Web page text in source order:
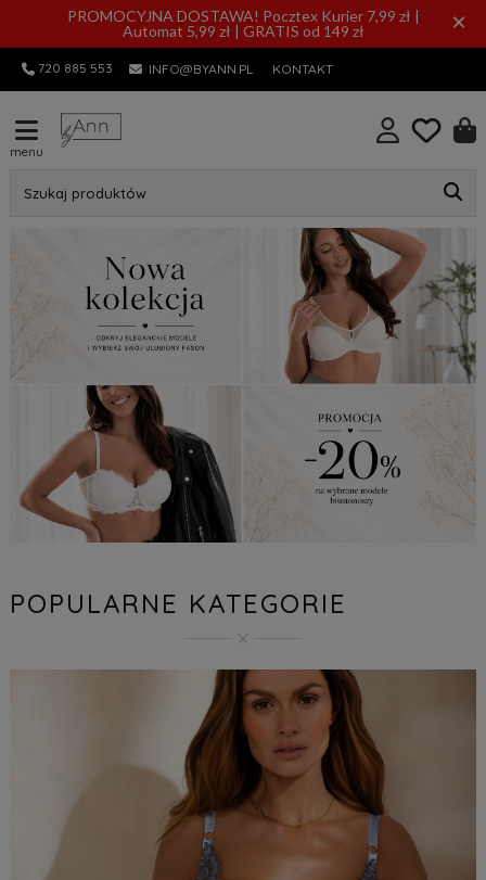
PROMOCYJNA DOSTAWA! Pocztex Kurier 7,99 zł |
Automat 5,99 zł | GRATIS od 149 zł
×
720 885 553 INFO@BYANN.PL KONTAKT
menu
Szukaj produktów
POPULARNE KATEGORIE